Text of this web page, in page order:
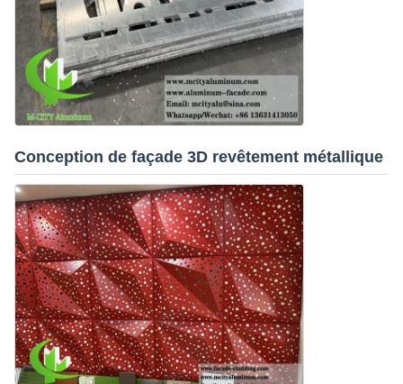
Conception de façade 3D revêtement métallique